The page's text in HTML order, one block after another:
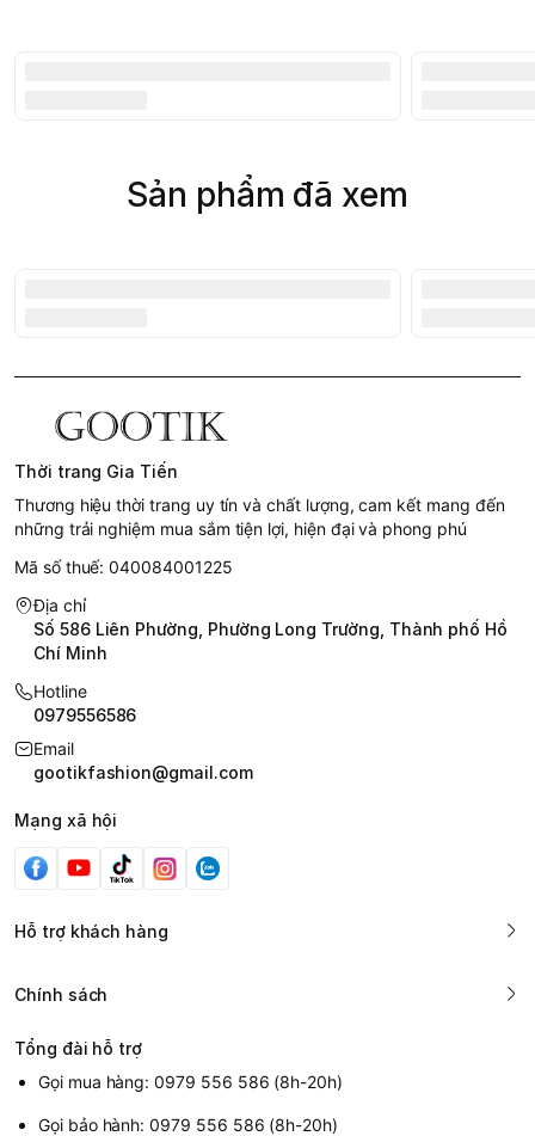
Sản phẩm đã xem
Thời trang Gia Tiến
Thương hiệu thời trang uy tín và chất lượng, cam kết mang đến
những trải nghiệm mua sắm tiện lợi, hiện đại và phong phú
Mã số thuế: 040084001225
Địa chỉ
Số 586 Liên Phường, Phường Long Trường, Thành phố Hồ
Chí Minh
Hotline
0979556586
Email
gootikfashion@gmail.com
Mạng xã hội
Hỗ trợ khách hàng
Chính sách
Tổng đài hỗ trợ
Gọi mua hàng: 0979 556 586 (8h-20h)
Gọi bảo hành: 0979 556 586 (8h-20h)